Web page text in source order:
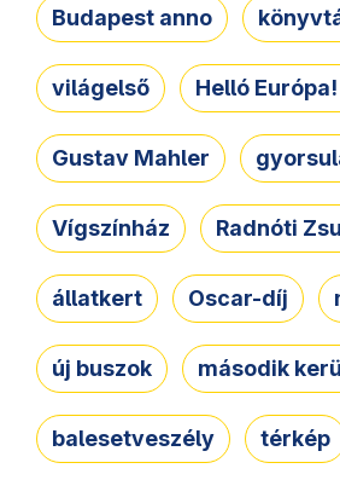
Budapest anno
világelső Helló
Gustav Mahler
Vígszínház Radnóti
állatkert Oscar-díj
új buszok második
balesetveszély térkép